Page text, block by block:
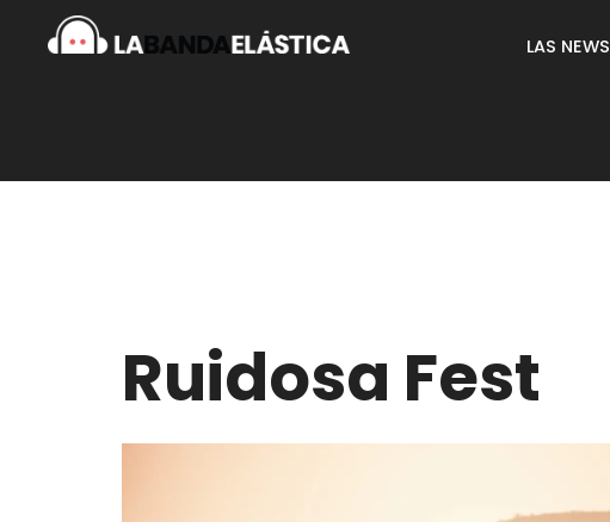
LAS NEWS
Ruidosa Fest